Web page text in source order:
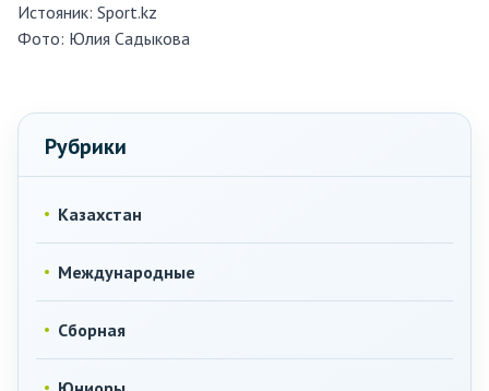
Истояник: Sport.kz
Фото: Юлия Садыкова
Рубрики
Казахстан
Международные
Сборная